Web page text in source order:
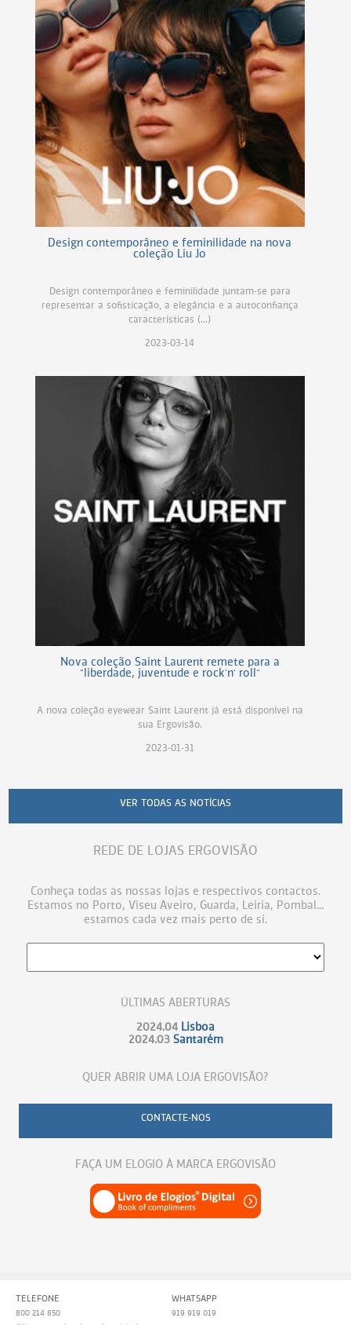
Design contemporâneo e feminilidade na nova
coleção Liu Jo
Design contemporâneo e feminilidade juntam-se para
representar a sofisticação, a elegância e a autoconfiança
características (...)
2023-03-14
Nova coleção Saint Laurent remete para a
"liberdade, juventude e rock'n' roll"
A nova coleção eyewear Saint Laurent já está disponível na
sua Ergovisão.
2023-01-31
VER TODAS AS NOTÍCIAS
REDE DE LOJAS ERGOVISÃO
Conheça todas as nossas lojas e respectivos contactos.
Estamos no Porto, Viseu Aveiro, Guarda, Leiria, Pombal...
estamos cada vez mais perto de si.
ÚLTIMAS ABERTURAS
2024.04 Lisboa
2024.03 Santarém
QUER ABRIR UMA LOJA ERGOVISÃO?
CONTACTE-NOS
FAÇA UM ELOGIO À MARCA ERGOVISÃO
TELEFONE
800 214 850
WHATSAPP
919 919 019